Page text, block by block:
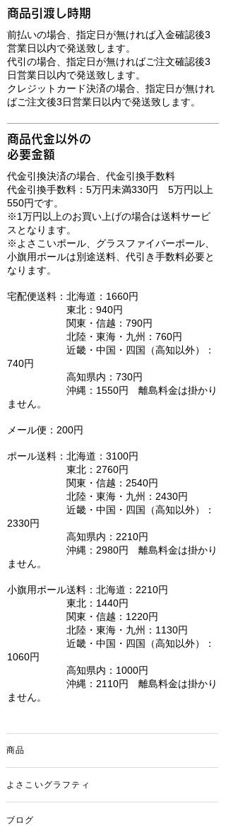
商品引渡し時期
前払いの場合、指定日が無ければ入金確認後3
営業日以内で発送致します。
代引の場合、指定日が無ければご注文確認後3
日営業日以内で発送致します。
クレジットカード決済の場合、指定日が無けれ
ばご注文後3日営業日以内で発送致します。
商品代金以外の
必要金額
代金引換決済の場合、代金引換手数料
代金引換手数料：5万円未満330円 5万円以上
550円です。
※1万円以上のお買い上げの場合は送料サービ
スとなります。
※よさこいポール、グラスファイバーポール、
小旗用ポールは別途送料、代引き手数料必要と
なります。
宅配便送料：北海道：1660円
東北：940円
関東・信越：790円
北陸・東海・九州：760円
近畿・中国・四国（高知以外）：
740円
高知県内：730円
沖縄：1550円 離島料金は掛かり
ません。
メール便：200円
ポール送料：北海道：3100円
東北：2760円
関東・信越：2540円
北陸・東海・九州：2430円
近畿・中国・四国（高知以外）：
2330円
高知県内：2210円
沖縄：2980円 離島料金は掛かり
ません。
小旗用ポール送料：北海道：2210円
東北：1440円
関東・信越：1220円
北陸・東海・九州：1130円
近畿・中国・四国（高知以外）：
1060円
高知県内：1000円
沖縄：2110円 離島料金は掛かり
ません。
商品
よさこいグラフティ
ブログ